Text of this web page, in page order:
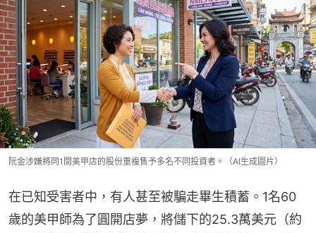
阮金涉嫌將同1間美甲店的股份重複售予多名不同投資者。（AI生成圖片）
在已知受害者中，有人甚至被騙走畢生積蓄。1名60
歲的美甲師為了圓開店夢，將儲下的25.3萬美元（約